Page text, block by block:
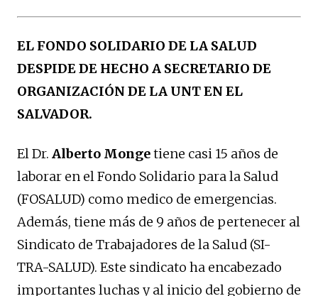
EL FONDO SOLIDARIO DE LA SALUD
DESPIDE DE HECHO A SECRETARIO DE
ORGANIZACIÓN DE LA UNT EN EL
SALVADOR.
El Dr. Alberto Mongetiene casi 15 años de
laborar en el Fondo Solidario para la Salud
(FOSALUD) como medico de emergencias.
Además, tiene más de 9 años de pertenecer al
Sindicato de Trabajadores de la Salud (SI-
TRA-SALUD). Este sindicato ha encabezado
importantes luchas y al inicio del gobierno de